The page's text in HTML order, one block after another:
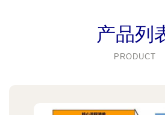
产品列
PRODUCT